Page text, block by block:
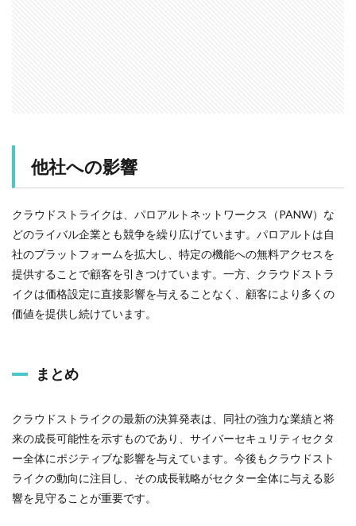
他社への影響
クラウドストライクは、パロアルトネットワークス（PANW）な
どのライバル企業とも競争を繰り広げています。パロアルトは自
社のプラットフォームを拡大し、特定の機能への無料アクセスを
提供することで顧客を引きつけています。一方、クラウドストラ
イクは価格設定に直接影響を与えることなく、顧客により多くの
価値を提供し続けています。
まとめ
クラウドストライクの最新の決算発表は、同社の強力な業績と将
来の成長可能性を示すものであり、サイバーセキュリティセクタ
ー全体にポジティブな影響を与えています。今後もクラウドスト
ライクの動向に注目し、その成長戦略がセクター全体に与える影
響を見守ることが重要です。